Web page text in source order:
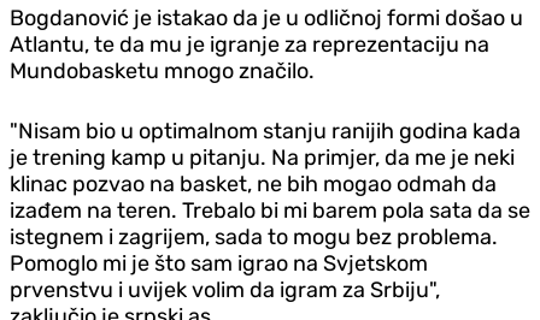
Bogdanović je istakao da je u odličnoj formi došao u
Atlantu, te da mu je igranje za reprezentaciju na
Mundobasketu mnogo značilo.
"Nisam bio u optimalnom stanju ranijih godina kada
je trening kamp u pitanju. Na primjer, da me je neki
klinac pozvao na basket, ne bih mogao odmah da
izađem na teren. Trebalo bi mi barem pola sata da se
istegnem i zagrijem, sada to mogu bez problema.
Pomoglo mi je što sam igrao na Svjetskom
prvenstvu i uvijek volim da igram za Srbiju",